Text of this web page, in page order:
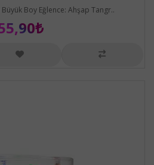
Boy Eğlence: Ahşap Tangr..